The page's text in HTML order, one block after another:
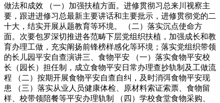
做法和成效 （一）加强扶植方面。进修贯彻习总来川视察主
要，跟进进修习总最新主要讲话和主要批示，进修贯彻党的二
十大，结实开展从题教育等环境。 （二）落实沉点使命方
面。次要包罗深切推进各范畴下层党组织扶植，加强成长和教
育办理工做，充实阐扬前锋榜样感化等环境；落实党组织带领
的长儿园平安自查演讲三、食物平安 （一）落实食物平安校
长（园长）担任制，成立食物平安日常办理查抄轨制及工做流
程 （二）按期开展食物平安自查自纠，及时消弭食物平安现
患 （三）落实从业人员健康体检、原材料索证索票、食物留
样、校带领陪餐等平安办理轨制 （四）学校食堂食物采购、